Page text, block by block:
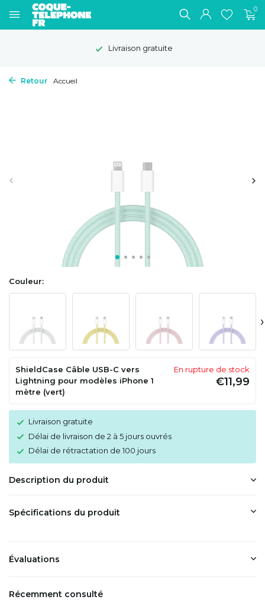
0
Livraison gratuite
Retour Accueil
Couleur:
›
ShieldCase Câble USB-C vers
Lightning pour modèles iPhone 1
mètre (vert)
En rupture de stock
€11,99
Livraison gratuite
Délai de livraison de 2 à 5 jours ouvrés
Délai de rétractation de 100 jours
Description du produit
Spécifications du produit
Évaluations
Récemment consulté